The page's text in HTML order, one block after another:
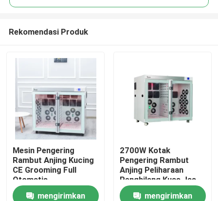
Rumah
Rekomendasi Produk
Mesin Pengering
Rambut Anjing Kucing
CE Grooming Full
Otomatis
mengirimkan
2700W Kotak
Pengering Rambut
Anjing Peliharaan
Penghilang Kuas Jas
Hujan Grooming Lint
mengirimkan